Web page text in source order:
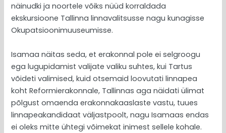
näinudki ja noortele võiks nüüd korraldada
ekskursioone Tallinna linnavalitsusse nagu kunagisse
Okupatsioonimuuseumisse.
Isamaa näitas seda, et erakonnal pole ei selgroogu
ega lugupidamist valijate valiku suhtes, kui Tartus
võideti valimised, kuid otsemaid loovutati linnapea
koht Reformierakonnale, Tallinnas aga näidati ülimat
põlgust omaenda erakonnakaaslaste vastu, tuues
linnapeakandidaat väljastpoolt, nagu Isamaas endas
ei oleks mitte ühtegi võimekat inimest sellele kohale.